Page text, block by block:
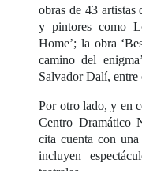
obras de 43 artistas
y pintores como
Home’; la obra
camino del
Salvador Dalí, entre
Por otro lado, y en
Centro Dramático
cita cuenta con
incluyen